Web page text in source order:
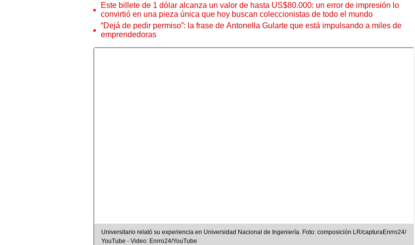
Este billete de 1 dólar alcanza un valor de hasta US$80.000: un error de impresión lo
convirtió en una pieza única que hoy buscan coleccionistas de todo el mundo
“Dejá de pedir permiso”: la frase de Antonella Gularte que está impulsando a miles de
emprendedoras
Universitario relató su experiencia en Universidad Nacional de Ingeniería. Foto: composición LR/capturaEnrro24/
YouTube - Video: Enrro24/YouTube